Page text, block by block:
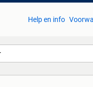
Help en info